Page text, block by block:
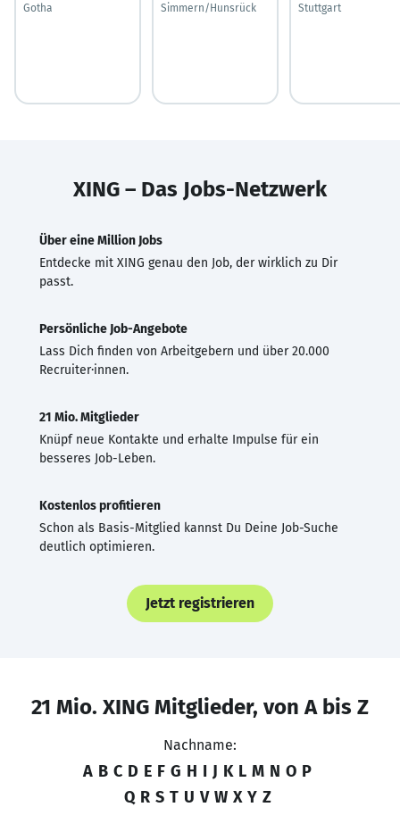
Gotha
Simmern/Hunsrück
Stuttgart
XING – Das Jobs-Netzwerk
Über eine Million Jobs
Entdecke mit XING genau den Job, der wirklich zu Dir
passt.
Persönliche Job-Angebote
Lass Dich finden von Arbeitgebern und über 20.000
Recruiter·innen.
21 Mio. Mitglieder
Knüpf neue Kontakte und erhalte Impulse für ein
besseres Job-Leben.
Kostenlos profitieren
Schon als Basis-Mitglied kannst Du Deine Job-Suche
deutlich optimieren.
Jetzt registrieren
21 Mio. XING Mitglieder, von A bis Z
Nachname:
A B C D E F G H I J K L M N O P
Q R S T U V W X Y Z